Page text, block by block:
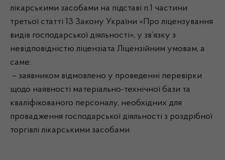
лікарськими засобами на підставі п.1 частини
третьої статті 13 Закону України «Про ліцензування
видів господарської діяльності», у зв’язку з
невідповідністю ліцензіата Ліцензійним умовам, а
саме:
– заявником відмовлено у проведенні перевірки
щодо наявності матеріально-технічної бази та
кваліфікованого персоналу, необхідних для
провадження господарської діяльності з роздрібної
торгівлі лікарськими засобами.